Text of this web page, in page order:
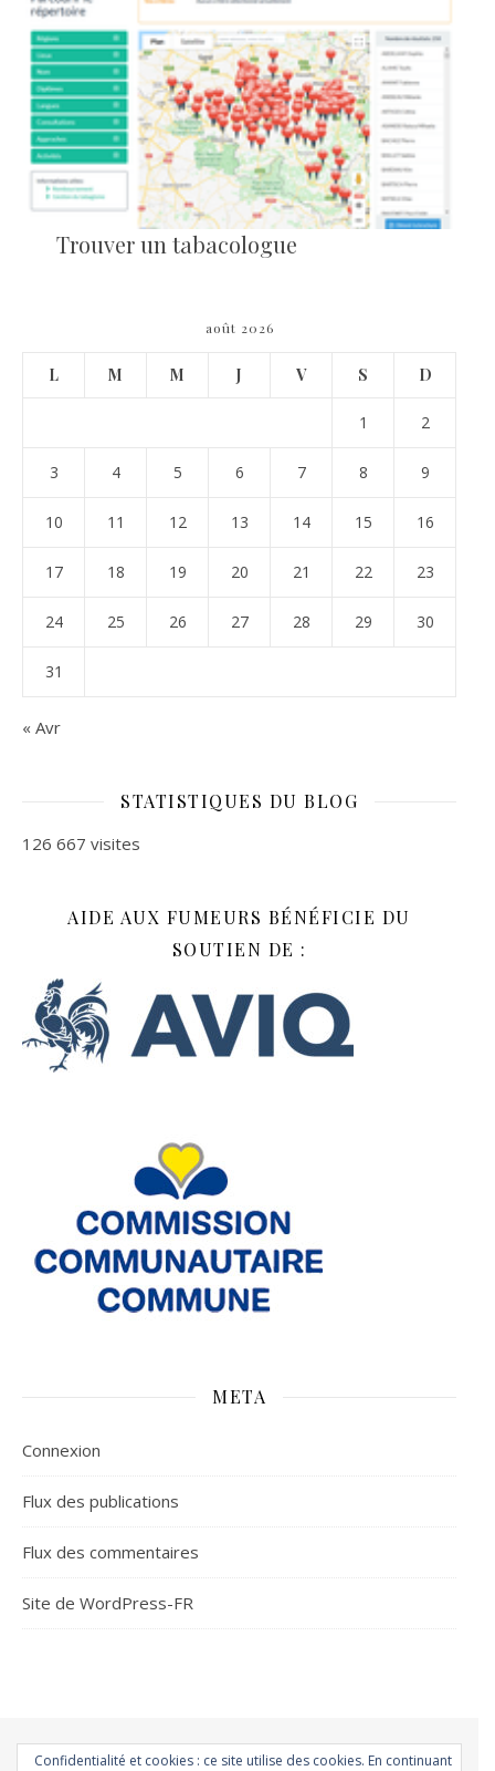
Trouver un tabacologue
août 2026
L M M J V S D
1 2
3 4 5 6 7 8 9
10 11 12 13 14 15 16
17 18 19 20 21 22 23
24 25 26 27 28 29 30
31
« Avr
STATISTIQUES DU BLOG
126 667 visites
AIDE AUX FUMEURS BÉNÉFICIE DU
SOUTIEN DE :
META
Connexion
Flux des publications
Flux des commentaires
Site de WordPress-FR
Accueil Á la une Atmo-Sphères Les Conso Environnement
Confidentialité et cookies : ce site utilise des cookies. En continuant